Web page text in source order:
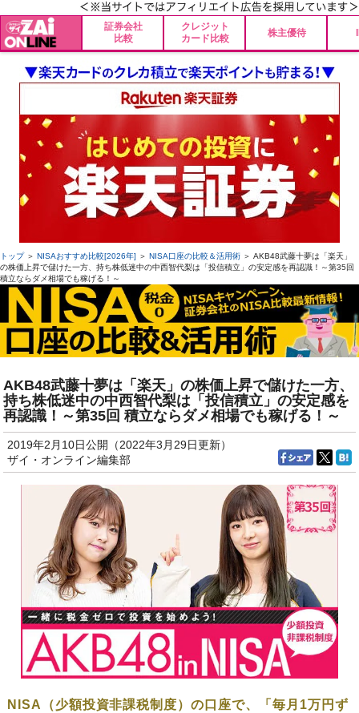
証券会社
比較
クレジット
カード比較
株主優待
トップ＞ NISAおすすめ比較[2026年] ＞ NISA口座の比較＆活用術 ＞ AKB48武藤十夢は「楽天」
の株価上昇で儲けた一方、持ち株低迷中の中西智代梨は「投信積立」の安定感を再認識！～第35回
積立ならダメ相場でも稼げる！～
AKB48武藤十夢は「楽天」の株価上昇で儲けた一方、
持ち株低迷中の中西智代梨は「投信積立」の安定感を
再認識！～第35回 積立ならダメ相場でも稼げる！～
2019年2月10日公開（2022年3月29日更新）
ザイ・オンライン編集部
NISA（少額投資非課税制度）の口座で、「毎月1万円ず